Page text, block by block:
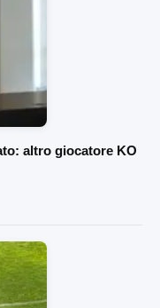
altro giocatore KO